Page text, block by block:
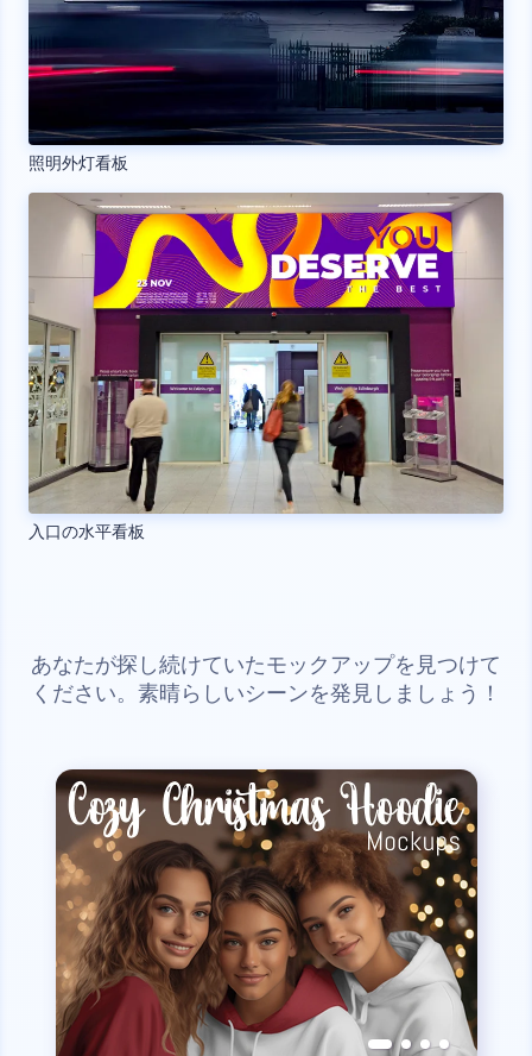
照明外灯看板
入口の水平看板
あなたが探し続けていたモックアップを見つけて
ください。素晴らしいシーンを発見しましょう！